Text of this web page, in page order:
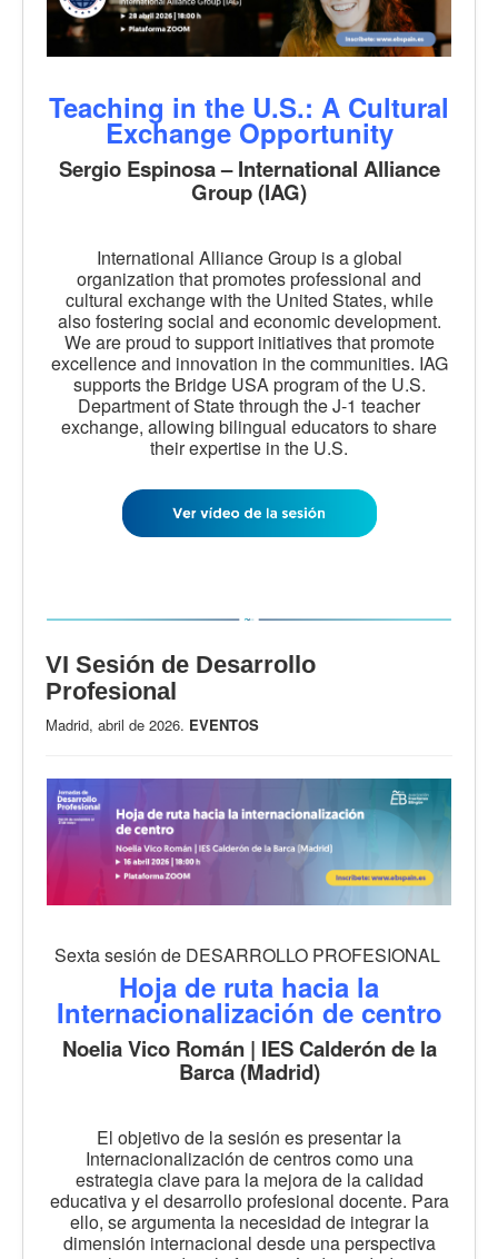
Teaching in the U.S.: A Cultural
Exchange Opportunity
Sergio Espinosa – International Alliance
Group (IAG)
International Alliance Group is a global
organization that promotes professional and
cultural exchange with the United States, while
also fostering social and economic development.
We are proud to support initiatives that promote
excellence and innovation in the communities. IAG
supports the Bridge USA program of the U.S.
Department of State through the J-1 teacher
exchange, allowing bilingual educators to share
their expertise in the U.S.
VI Sesión de Desarrollo
Profesional
Madrid, abril de 2026. EVENTOS
Sexta sesión de DESARROLLO PROFESIONAL
Hoja de ruta hacia la
Internacionalización de centro
Noelia Vico Román | IES Calderón de la
Barca (Madrid)
El objetivo de la sesión es presentar la
Internacionalización de centros como una
estrategia clave para la mejora de la calidad
educativa y el desarrollo profesional docente. Para
ello, se argumenta la necesidad de integrar la
dimensión internacional desde una perspectiva